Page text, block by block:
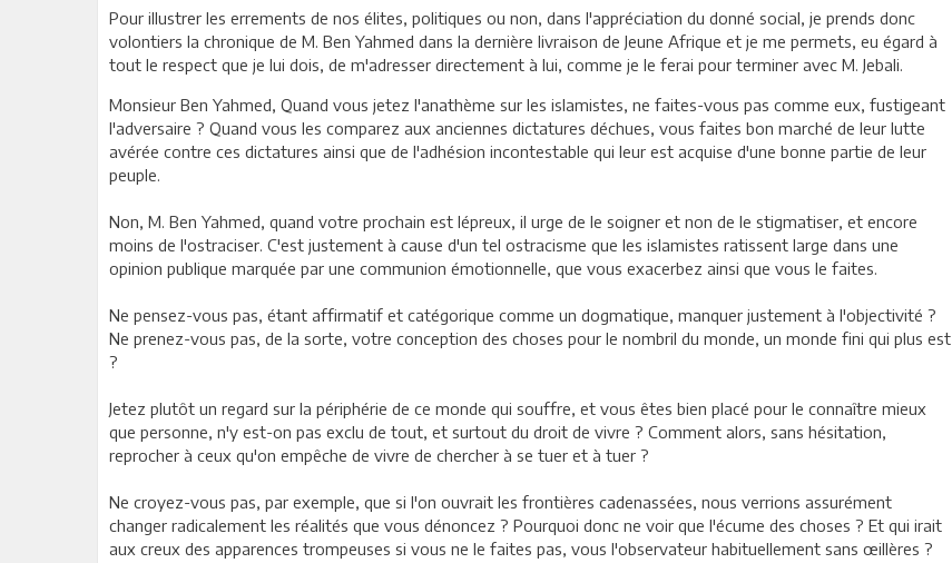
Pour illustrer les errements de nos élites, politiques ou non, dans l'appréciation du donné social, je prends donc
volontiers la chronique de M. Ben Yahmed dans la dernière livraison de Jeune Afrique et je me permets, eu égard à
tout le respect que je lui dois, de m'adresser directement à lui, comme je le ferai pour terminer avec M. Jebali.
Monsieur Ben Yahmed, Quand vous jetez l'anathème sur les islamistes, ne faites-vous pas comme eux, fustigeant
l'adversaire ? Quand vous les comparez aux anciennes dictatures déchues, vous faites bon marché de leur lutte
avérée contre ces dictatures ainsi que de l'adhésion incontestable qui leur est acquise d'une bonne partie de leur
peuple.
Non, M. Ben Yahmed, quand votre prochain est lépreux, il urge de le soigner et non de le stigmatiser, et encore
moins de l'ostraciser. C'est justement à cause d'un tel ostracisme que les islamistes ratissent large dans une
opinion publique marquée par une communion émotionnelle, que vous exacerbez ainsi que vous le faites.
Ne pensez-vous pas, étant affirmatif et catégorique comme un dogmatique, manquer justement à l'objectivité ?
Ne prenez-vous pas, de la sorte, votre conception des choses pour le nombril du monde, un monde fini qui plus est
?
Jetez plutôt un regard sur la périphérie de ce monde qui souffre, et vous êtes bien placé pour le connaître mieux
que personne, n'y est-on pas exclu de tout, et surtout du droit de vivre ? Comment alors, sans hésitation,
reprocher à ceux qu'on empêche de vivre de chercher à se tuer et à tuer ?
Ne croyez-vous pas, par exemple, que si l'on ouvrait les frontières cadenassées, nous verrions assurément
changer radicalement les réalités que vous dénoncez ? Pourquoi donc ne voir que l'écume des choses ? Et qui irait
aux creux des apparences trompeuses si vous ne le faites pas, vous l'observateur habituellement sans œillères ?